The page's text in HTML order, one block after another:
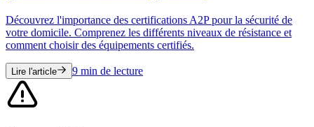
Découvrez l'importance des certifications A2P pour la sécurité de
votre domicile. Comprenez les différents niveaux de résistance et
comment choisir des équipements certifiés.
Lire l'article 9 min de lecture